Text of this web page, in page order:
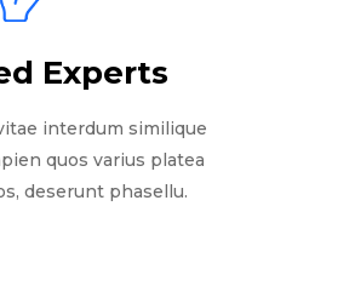
Experts
interdum similique
quos varius platea
deserunt phasellu.